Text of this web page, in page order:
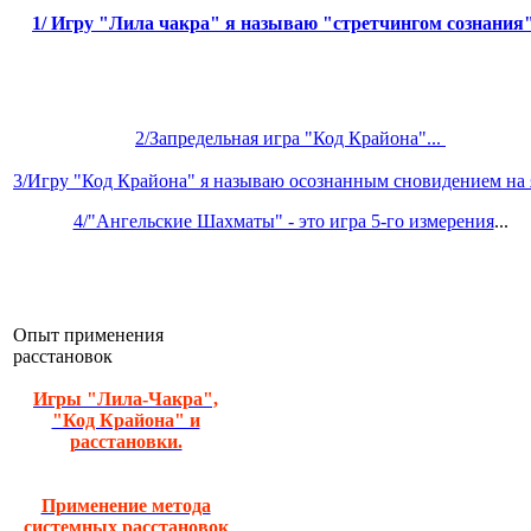
1/Игру "Лила чакра" я называю "стретчингом сознания"
2/Запредельная игра "Код Крайона"...
3/Игру "Код Крайона" я называю осознанным сновидением на
4/"Ангельские Шахматы" - это игра 5-го измерения...
Опыт применения
расстановок
Игры "Лила-Чакра",
"Код Крайона" и
расстановки.
Применение метода
системных расстановок